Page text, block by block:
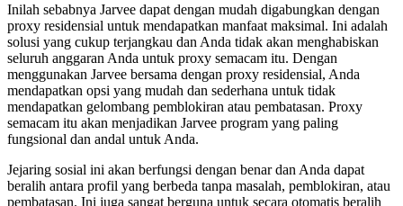
Inilah sebabnya Jarvee dapat dengan mudah digabungkan dengan
proxy residensial untuk mendapatkan manfaat maksimal. Ini adalah
solusi yang cukup terjangkau dan Anda tidak akan menghabiskan
seluruh anggaran Anda untuk proxy semacam itu. Dengan
menggunakan Jarvee bersama dengan proxy residensial, Anda
mendapatkan opsi yang mudah dan sederhana untuk tidak
mendapatkan gelombang pemblokiran atau pembatasan. Proxy
semacam itu akan menjadikan Jarvee program yang paling
fungsional dan andal untuk Anda.
Jejaring sosial ini akan berfungsi dengan benar dan Anda dapat
beralih antara profil yang berbeda tanpa masalah, pemblokiran, atau
pembatasan. Ini juga sangat berguna untuk secara otomatis beralih